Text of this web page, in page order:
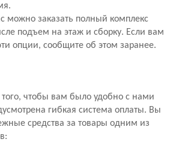
можно заказать полный комплекс
подъем на этаж и сборку. Если вам
опции, сообщите об этом заранее.
чтобы вам было удобно с нами
гибкая система оплаты. Вы
средства за товары одним из